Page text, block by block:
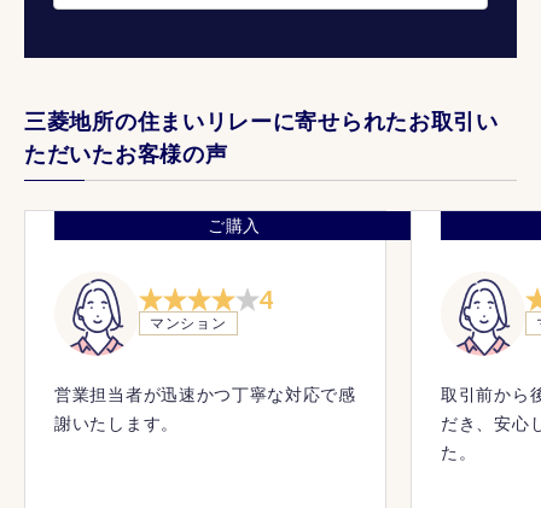
三菱地所の住まいリレーに寄せられたお取引い
ただいたお客様の声
ご購入
4
マンション
営業担当者が迅速かつ丁寧な対応で感
謝いたします。
取引前から
だき、安心
た。